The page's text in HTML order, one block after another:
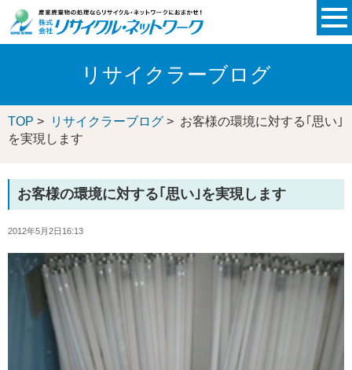
リサイクラーブログ
TOP > リサイクラーブログ > お客様の環境に対する｢思い｣
を実現します
お客様の環境に対する｢思い｣を実現します
2012年5月2日16:13